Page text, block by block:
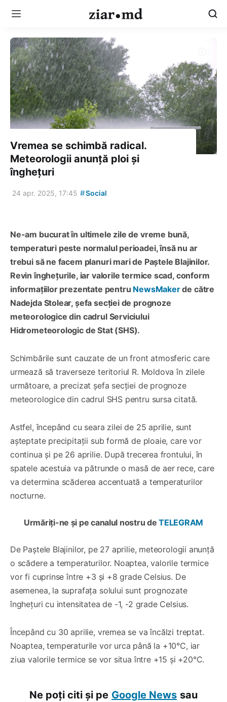
Vremea se schimbă radical.
Meteorologii anunță ploi și
înghețuri
24 apr. 2025, 17:45 #Social
Ne-am bucurat în ultimele zile de vreme bună,
temperaturi peste normalul perioadei, însă nu ar
trebui să ne facem planuri mari de Paștele Blajinilor.
Revin înghețurile, iar valorile termice scad, conform
informațiilor prezentate pentru NewsMakerde către
Nadejda Stolear, șefa secției de prognoze
meteorologice din cadrul Serviciului
Hidrometeorologic de Stat (SHS).
Schimbările sunt cauzate de un front atmosferic care
urmează să traverseze teritoriul R. Moldova în zilele
următoare, a precizat șefa secției de prognoze
meteorologice din cadrul SHS pentru sursa citată.
Astfel, începând cu seara zilei de 25 aprilie, sunt
așteptate precipitații sub formă de ploaie, care vor
continua și pe 26 aprilie. După trecerea frontului, în
spatele acestuia va pătrunde o masă de aer rece, care
va determina scăderea accentuată a temperaturilor
nocturne.
Urmăriți-ne și pe canalul nostru deTELEGRAM
De Paștele Blajinilor, pe 27 aprilie, meteorologii anunță
o scădere a temperaturilor. Noaptea, valorile termice
vor fi cuprinse între +3 și +8 grade Celsius. De
asemenea, la suprafața solului sunt prognozate
înghețuri cu intensitatea de -1, -2 grade Celsius.
Începând cu 30 aprilie, vremea se va încălzi treptat.
Noaptea, temperaturile vor urca până la +10°C, iar
ziua valorile termice se vor situa între +15 și +20°C.
Ne poți citi și pe Google News sau